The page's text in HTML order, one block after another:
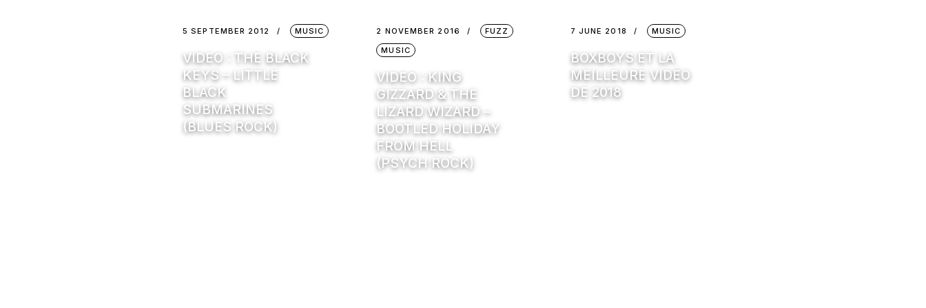
5 SEPTEMBER 2012 MUSIC
VIDEO : THE BLACK
KEYS – LITTLE
BLACK
SUBMARINES
(BLUES ROCK)
2 NOVEMBER 2016
FUZZ
MUSIC
VIDEO : KING
GIZZARD & THE
LIZARD WIZARD –
BOOTLED HOLIDAY
FROM HELL
(PSYCH ROCK)
7 JUNE 2018 MUSIC
BOXBOYS ET LA
MEILLEURE VIDÉO
DE 2018